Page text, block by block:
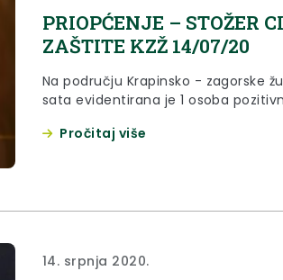
PRIOPĆENJE – STOŽER
ZAŠTITE KZŽ 14/07/20
Na području Krapinsko - zagorske
sata evidentirana je 1 osoba
Pročitaj više
14. srpnja 2020.